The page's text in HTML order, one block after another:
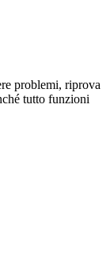
problemi, riprova
tutto funzioni